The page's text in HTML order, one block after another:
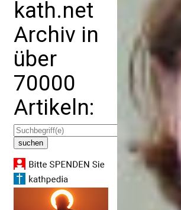
kath.net
Archiv in
über
70000
Artikeln: